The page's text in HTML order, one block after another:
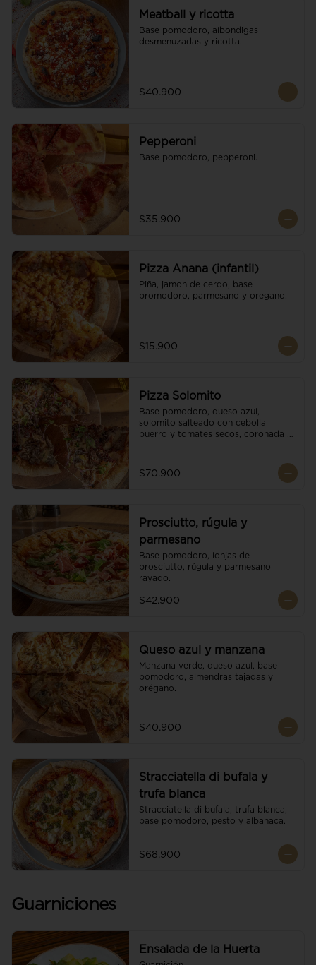
Meatball y ricotta
Base pomodoro, albondigas
desmenuzadas y ricotta.
$40.900
Pepperoni
Base pomodoro, pepperoni.
$35.900
Pizza Anana (infantil)
Piña, jamon de cerdo, base
promodoro, parmesano y oregano.
$15.900
Pizza Solomito
Base pomodoro, queso azul,
solomito salteado con cebolla
puerro y tomates secos, coronada
$70.900
Prosciutto, rúgula y
parmesano
Base pomodoro, lonjas de
prosciutto, rúgula y parmesano
rayado.
$42.900
Queso azul y manzana
Manzana verde, queso azul, base
pomodoro, almendras tajadas y
orégano.
$40.900
Stracciatella di bufala y
trufa blanca
Stracciatella di bufala, trufa blanca,
base pomodoro, pesto y albahaca.
$68.900
Guarniciones
Ensalada de la Huerta